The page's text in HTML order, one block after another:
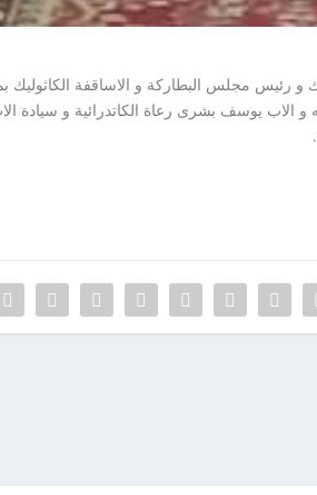
و رئيس مجلس البطاركة و الاساقفة الكاثوليك
و الاب يوسف بشرى رعاة الكاتدرائية و